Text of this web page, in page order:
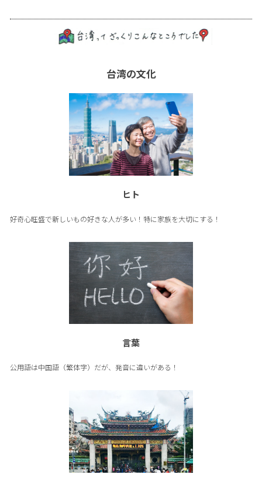
台湾の文化
ヒト
好奇心旺盛で新しいもの好きな人が多い！特に家族を大切にする！
言葉
公用語は中国語（繁体字）だが、発音に違いがある！